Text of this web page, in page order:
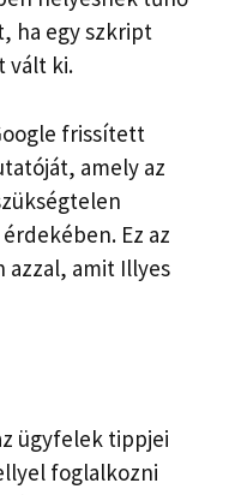
ha egy szkript
vált ki.
frissített
amely az
Ez az
azzal, amit Illyes
ügyfelek tippjei
foglalkozni